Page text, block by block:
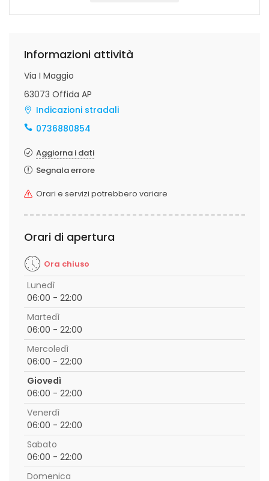
Informazioni attività
Via I Maggio
63073 Offida AP
Indicazioni stradali
0736880854
Aggiorna i dati
Segnala errore
Orari e servizi potrebbero variare
Orari di apertura
Ora chiuso
Lunedì
06:00 - 22:00
Martedì
06:00 - 22:00
Mercoledì
06:00 - 22:00
Giovedì
06:00 - 22:00
Venerdì
06:00 - 22:00
Sabato
06:00 - 22:00
Domenica